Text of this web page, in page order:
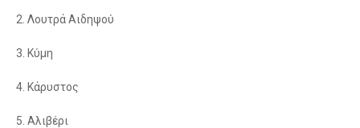
2. Λουτρά Αιδηψού
3. Κύμη
4. Κάρυστος
5. Αλιβέρι